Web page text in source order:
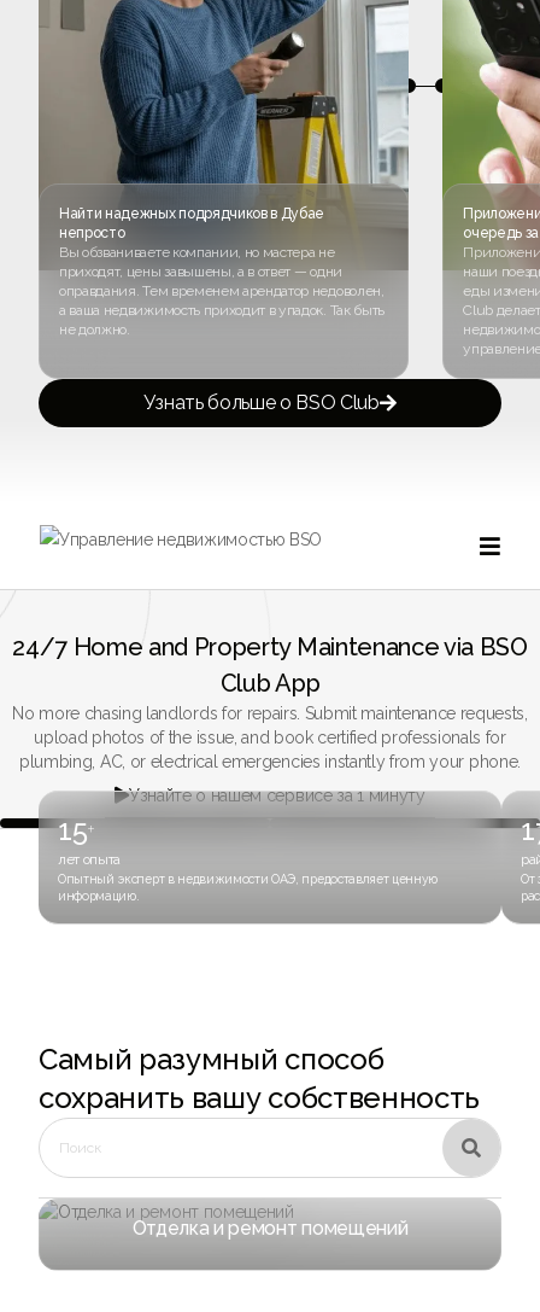
Найти надежных подрядчиков в Дубае
непросто
Вы обзваниваете компании, но мастера не
приходят, цены завышены, а в ответ — одни
оправдания. Тем временем арендатор недоволен,
а ваша недвижимость приходит в упадок. Так быть
не должно.
очередь
наши
еды
Club
Узнать больше о BSO Club

24/7 Home and Property Maintenance via BSO
Club App
No more chasing landlords for repairs. Submit maintenance requests,
upload photos of the issue, and book certified professionals for
plumbing, AC, or electrical emergencies instantly from your phone.
Узнайте о нашем сервисе за 1 минуту
15+
лет опыта
Опытный эксперт в недвижимости ОАЭ, предоставляет ценную
информацию.
От
Самый разумный способ
сохранить вашу собственность

Отделка и ремонт помещений